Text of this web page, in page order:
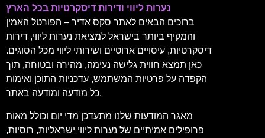
נערות ליווי ודירות דיסקרטיות בכל הארץ
ברוכים הבאים לאתר סקס אדיר – הפורטל האמין
והמקיף ביותר בישראל למציאת נערות ליווי, דירות
דיסקרטיות, עיסויים ארוטיים ושירותי ליווי מכל הסוגים.
כאן תמצא חווית גלישה נעימה, מהירה ובטוחה, תוך
הקפדה על פרטיות המשתמש, עדכניות התוכן ואימות
כל מודעה ומודעה באתר.
מאגר המודעות שלנו מתעדכן מדי יום וכולל מאות
פרופילים אמיתיים של נערות ליווי ישראליות, רוסיות,